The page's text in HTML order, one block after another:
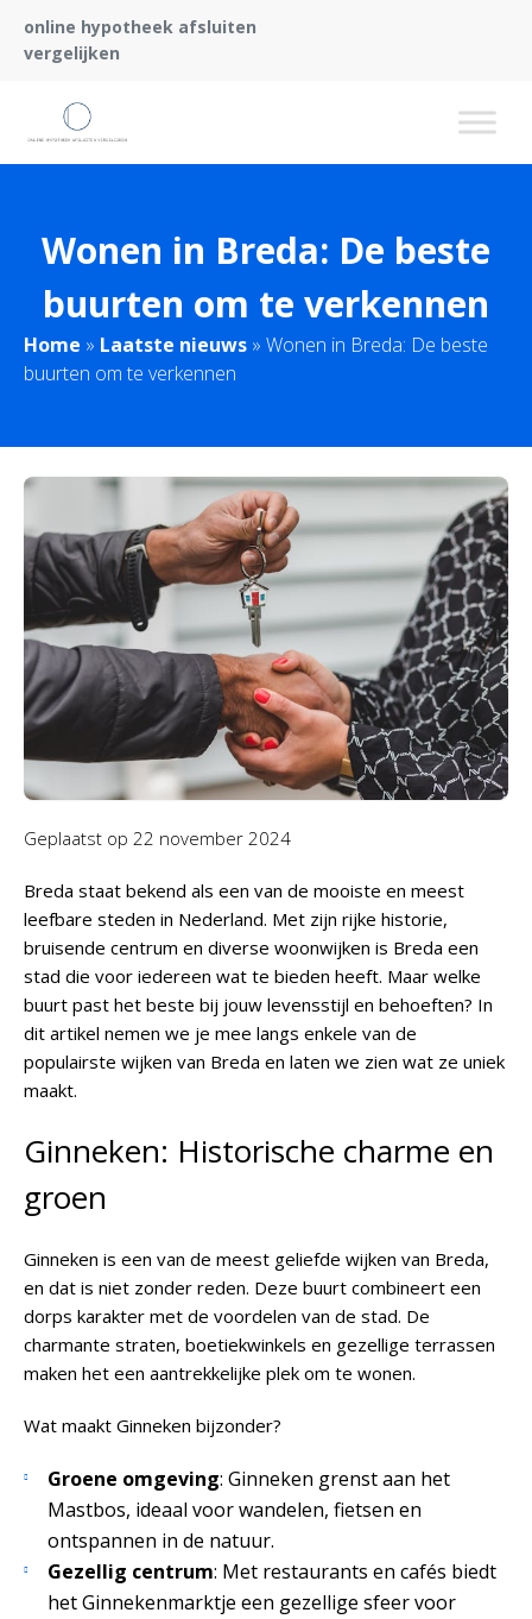
online hypotheek afsluiten
vergelijken
Wonen in Breda: De beste
buurten om te verkennen
Home » Laatste nieuws » Wonen in Breda: De beste
buurten om te verkennen
Geplaatst op 22 november 2024
Breda staat bekend als een van de mooiste en meest
leefbare steden in Nederland. Met zijn rijke historie,
bruisende centrum en diverse woonwijken is Breda een
stad die voor iedereen wat te bieden heeft. Maar welke
buurt past het beste bij jouw levensstijl en behoeften? In
dit artikel nemen we je mee langs enkele van de
populairste wijken van Breda en laten we zien wat ze uniek
maakt.
Ginneken: Historische charme en
groen
Ginneken is een van de meest geliefde wijken van Breda,
en dat is niet zonder reden. Deze buurt combineert een
dorps karakter met de voordelen van de stad. De
charmante straten, boetiekwinkels en gezellige terrassen
maken het een aantrekkelijke plek om te wonen.
Wat maakt Ginneken bijzonder?
Groene omgeving: Ginneken grenst aan het
Mastbos, ideaal voor wandelen, fietsen en
ontspannen in de natuur.
Gezellig centrum: Met restaurants en cafés biedt
het Ginnekenmarktje een gezellige sfeer voor